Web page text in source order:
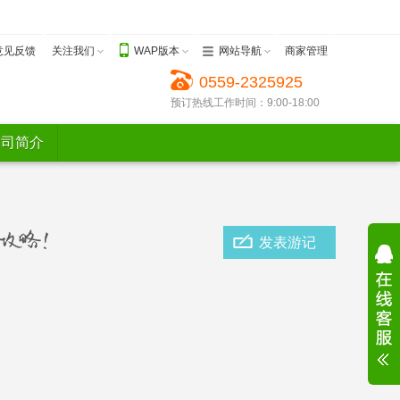
见反馈 关注我们 WAP版本 网站导航
商家管理
0559-2325925
预订热线工作时间：9:00-18:00
简介
发表游记